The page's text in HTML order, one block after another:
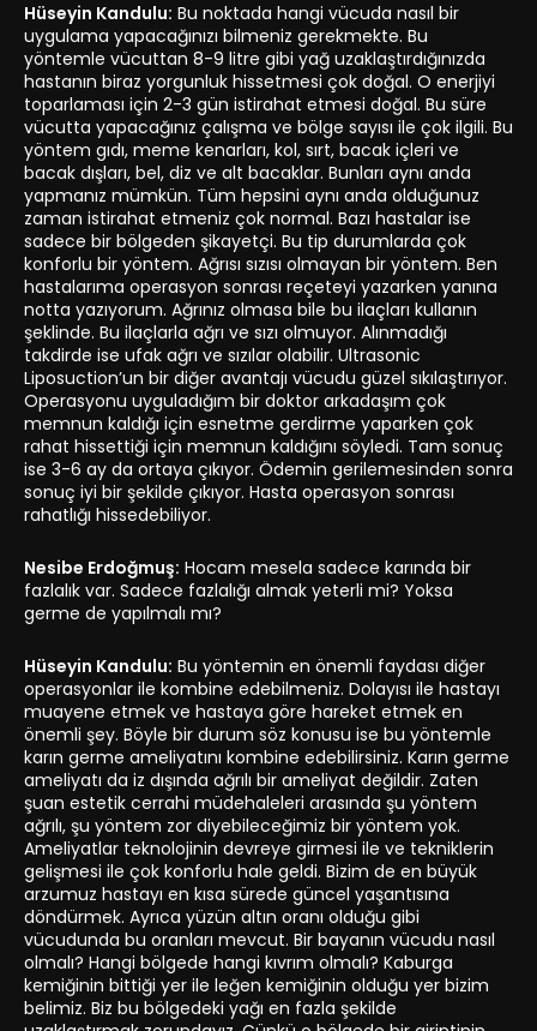
Hüseyin Kandulu: Bu noktada hangi vücuda nasıl bir
uygulama yapacağınızı bilmeniz gerekmekte. Bu
yöntemle vücuttan 8-9 litre gibi yağ uzaklaştırdığınızda
hastanın biraz yorgunluk hissetmesi çok doğal. O enerjiyi
toparlaması için 2-3 gün istirahat etmesi doğal. Bu süre
vücutta yapacağınız çalışma ve bölge sayısı ile çok ilgili. Bu
yöntem gıdı, meme kenarları, kol, sırt, bacak içleri ve
bacak dışları, bel, diz ve alt bacaklar. Bunları aynı anda
yapmanız mümkün. Tüm hepsini aynı anda olduğunuz
zaman istirahat etmeniz çok normal. Bazı hastalar ise
sadece bir bölgeden şikayetçi. Bu tip durumlarda çok
konforlu bir yöntem. Ağrısı sızısı olmayan bir yöntem. Ben
hastalarıma operasyon sonrası reçeteyi yazarken yanına
notta yazıyorum. Ağrınız olmasa bile bu ilaçları kullanın
şeklinde. Bu ilaçlarla ağrı ve sızı olmuyor. Alınmadığı
takdirde ise ufak ağrı ve sızılar olabilir. Ultrasonic
Liposuction’un bir diğer avantajı vücudu güzel sıkılaştırıyor.
Operasyonu uyguladığım bir doktor arkadaşım çok
memnun kaldığı için esnetme gerdirme yaparken çok
rahat hissettiği için memnun kaldığını söyledi. Tam sonuç
ise 3-6 ay da ortaya çıkıyor. Ödemin gerilemesinden sonra
sonuç iyi bir şekilde çıkıyor. Hasta operasyon sonrası
rahatlığı hissedebiliyor.
Nesibe Erdoğmuş: Hocam mesela sadece karında bir
fazlalık var. Sadece fazlalığı almak yeterli mi? Yoksa
germe de yapılmalı mı?
Hüseyin Kandulu: Bu yöntemin en önemli faydası diğer
operasyonlar ile kombine edebilmeniz. Dolayısı ile hastayı
muayene etmek ve hastaya göre hareket etmek en
önemli şey. Böyle bir durum söz konusu ise bu yöntemle
karın germe ameliyatını kombine edebilirsiniz. Karın germe
ameliyatı da iz dışında ağrılı bir ameliyat değildir. Zaten
şuan estetik cerrahi müdehaleleri arasında şu yöntem
ağrılı, şu yöntem zor diyebileceğimiz bir yöntem yok.
Ameliyatlar teknolojinin devreye girmesi ile ve tekniklerin
gelişmesi ile çok konforlu hale geldi. Bizim de en büyük
arzumuz hastayı en kısa sürede güncel yaşantısına
döndürmek. Ayrıca yüzün altın oranı olduğu gibi
vücudunda bu oranları mevcut. Bir bayanın vücudu nasıl
olmalı? Hangi bölgede hangi kıvrım olmalı? Kaburga
kemiğinin bittiği yer ile leğen kemiğinin olduğu yer bizim
belimiz. Biz bu bölgedeki yağı en fazla şekilde